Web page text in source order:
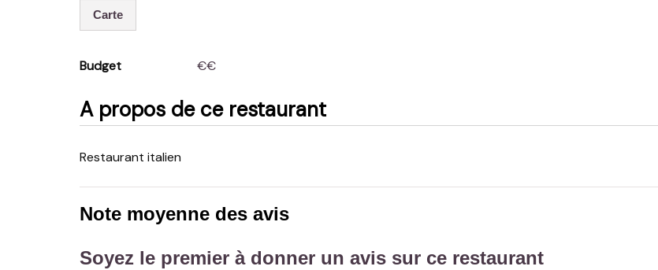
Carte
Budget €€
A propos de ce restaurant
Restaurant italien
Note moyenne des avis
Soyez le premier à donner un avis sur ce restaurant